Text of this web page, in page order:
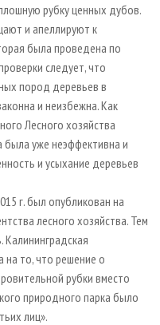
рубку ценных дубов.
и апеллируют к
была проведена по
следует, что
пород деревьев в
и неизбежна. Как
Лесного хозяйства
уже неэффективна и
и усыхание деревьев
г. был опубликован на
лесного хозяйства. Тем
Калининградская
на то, что решение о
рубки вместо
природного парка было
лиц».